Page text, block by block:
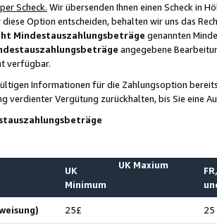
Scheck. Wir übersenden Ihnen einen Scheck in
Option entscheiden, behalten wir uns das
Mindestauszahlungsbeträge genannten
angegebene
verfügbar.
Informationen für die Zahlungsoption
verdienter Vergütung zurückhalten, bis Sie
UK
Minimum
UK Maxium
25£ 25